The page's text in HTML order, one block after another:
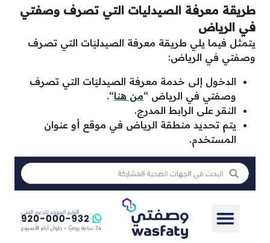
طريقة معرفة الصيدليات التي تصرف وصفتي
في الرياض
يتمثل فيما يلي طريقة معرفة الصيدليَات التي تصرف
وصفتي في الرياض:
الدخول إلى خدمة معرفة الصيدليَات التي تصرف
وصفتي في الرياض “من هنا“.
النقر على الرابط المدرج.
يتم تحديد منطقة الرياض في موقع أو عنوان
المستخدم.